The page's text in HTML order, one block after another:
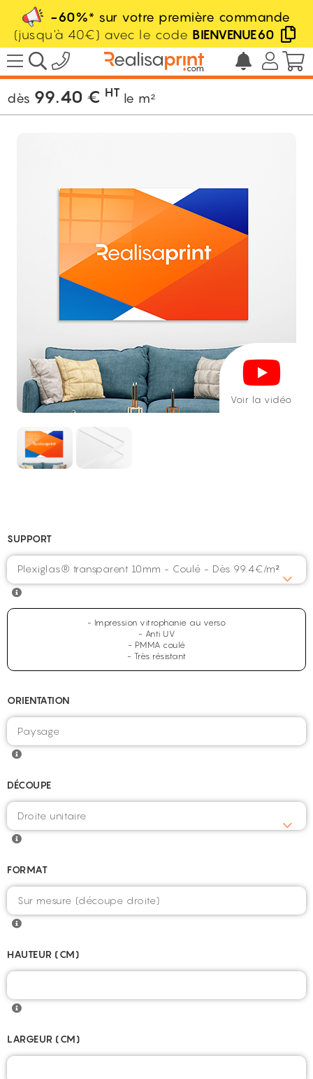
-60%* sur votre première commande
(jusqu'à 40€) avec le code BIENVENUE60
/ Signalétique / Panneau rigide / Plexiglas
10mm
dès 99.40 € HT le m²
Voir la vidéo
SUPPORT
Plexiglas® transparent 10mm - Coulé - Dès 99.4€/m²
- Impression vitrophanie au verso
- Anti UV
- PMMA coulé
- Très résistant
ORIENTATION
DÉCOUPE
FORMAT
HAUTEUR (CM)
LARGEUR (CM)